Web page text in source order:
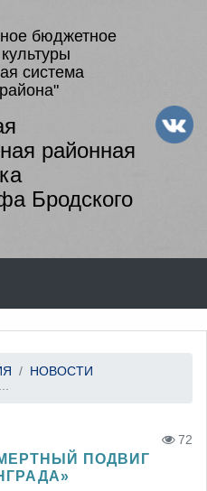
бюджетное
система
районная
Бродского
НОВОСТИ
72
ПОДВИГ